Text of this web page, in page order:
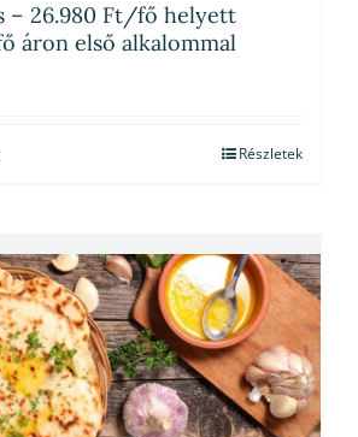
– 26.980 Ft/fő helyett
áron első alkalommal
Részletek